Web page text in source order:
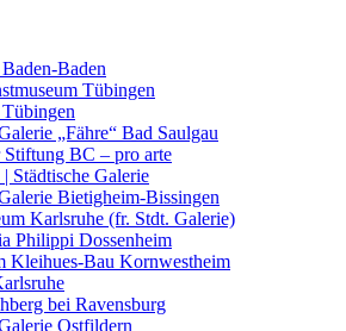
geschah
Ausschreibungen für Künstler
Baden
Tübingen
„Fähre“ Bad Saulgau
Stiftung BC – pro arte
Städtische Galerie
Bietigheim-Bissingen
Karlsruhe (fr. Stdt. Galerie)
Philippi Dossenheim
Kleihues-Bau Kornwestheim
bei Ravensburg
Ostfildern